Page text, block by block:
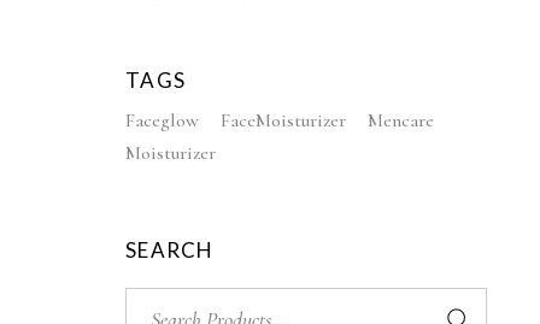
TAGS
Faceglow FaceMoisturizer
Mencare
Moisturizer
SEARCH